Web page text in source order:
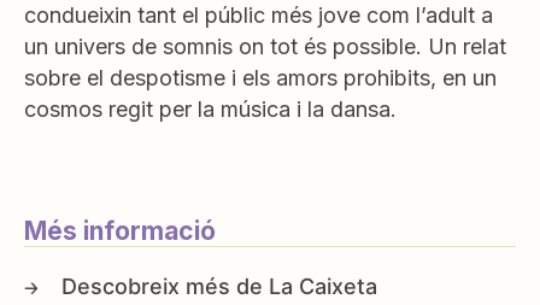
condueixin tant el públic més jove com l’adult a
un univers de somnis on tot és possible. Un relat
sobre el despotisme i els amors prohibits, en un
cosmos regit per la música i la dansa.
Més informació
La Caixeta